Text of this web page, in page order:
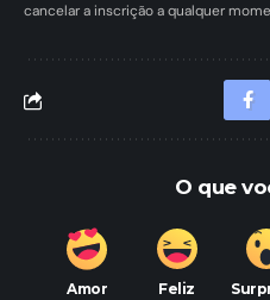
cancelar a inscrição a qualquer
O que
Amor Feliz